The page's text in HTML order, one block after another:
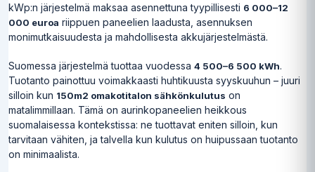
kWp:n järjestelmä maksaa asennettuna tyypillisesti 6 000–12
000 euroa riippuen paneelien laadusta, asennuksen
monimutkaisuudesta ja mahdollisesta akkujärjestelmästä.
Suomessa järjestelmä tuottaa vuodessa 4 500–6 500 kWh.
Tuotanto painottuu voimakkaasti huhtikuusta syyskuuhun – juuri
silloin kun 150m2 omakotitalon sähkönkulutus on
matalimmillaan. Tämä on aurinkopaneelien heikkous
suomalaisessa kontekstissa: ne tuottavat eniten silloin, kun
tarvitaan vähiten, ja talvella kun kulutus on huipussaan tuotanto
on minimaalista.